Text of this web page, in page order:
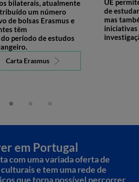
bilaterais, atualmente
um número
de bolsas Erasmus e
têm
período de estudos
Carta Erasmus
UE
de
mas
iniciativas
em Portugal
com uma variada oferta de
e tem uma rede de
que torna possível percorrer